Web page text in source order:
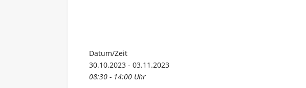
Datum/Zeit
30.10.2023 - 03.11.2023
08:30 - 14:00 Uhr